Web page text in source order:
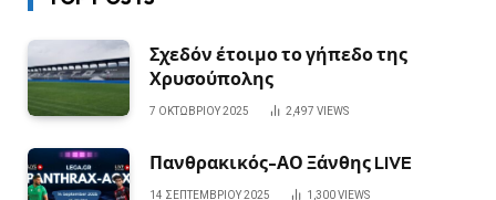
Σχεδόν έτοιμο το γήπεδο της
Χρυσούπολης
7 ΟΚΤΩΒΡΊΟΥ 2025 2,497 VIEWS
Πανθρακικός-ΑΟ Ξάνθης LIVE
14 ΣΕΠΤΕΜΒΡΊΟΥ 2025 1,300VIEWS